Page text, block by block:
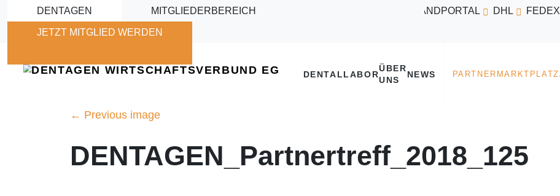
Skip to main content
DENTAGEN MITGLIEDERBEREICH
JETZT MITGLIED WERDEN
VERSANDPORTAL DHL FEDEX
← Previous image
DENTAGEN_Partnertreff_2018_125